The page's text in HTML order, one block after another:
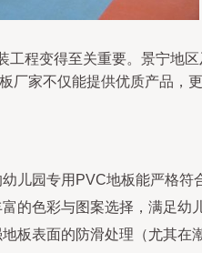
程变得至关重要。景宁地
家不仅能提供优质产品，
儿园专用PVC地板能严格
的色彩与图案选择，满足幼
板表面的防滑处理（尤其